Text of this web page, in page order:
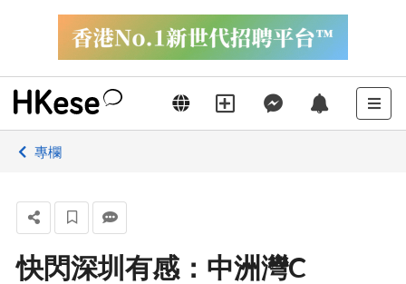
專欄
快閃深圳有感：中洲灣C